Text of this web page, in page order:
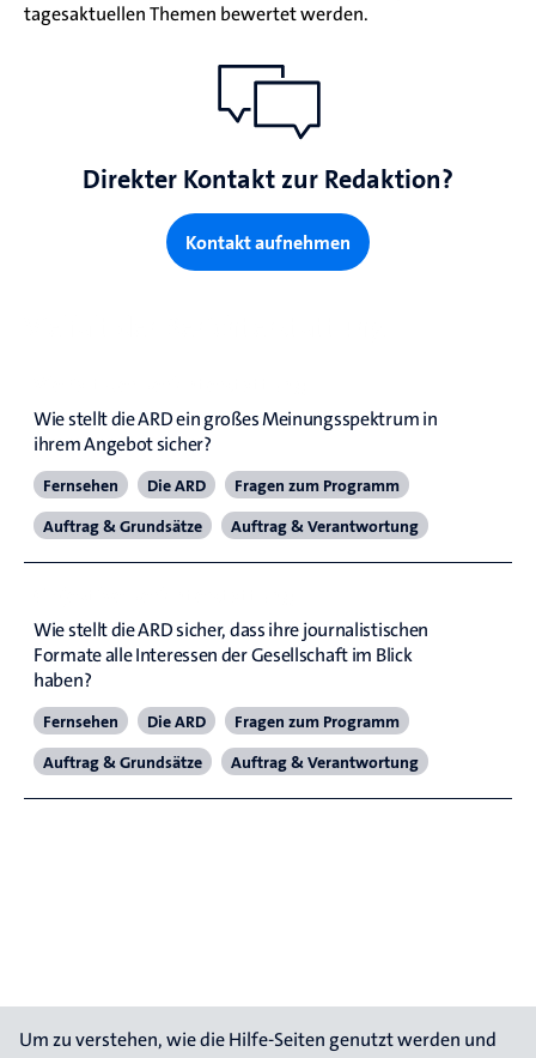
tagesaktuellen Themen bewertet werden.
Direkter Kontakt zur Redaktion?
Kontakt aufnehmen
Wie stellt die ARD ein großes Meinungsspektrum in
ihrem Angebot sicher?
Fernsehen Die ARD
Fragen zum Programm
Auftrag & Grundsätze
Auftrag & Verantwortung
Wie stellt die ARD sicher, dass ihre journalistischen
Formate alle Interessen der Gesellschaft im Blick
haben?
Fernsehen Die ARD
Fragen zum Programm
Auftrag & Grundsätze
Auftrag & Verantwortung
Um zu verstehen, wie die Hilfe-Seiten genutzt werden und